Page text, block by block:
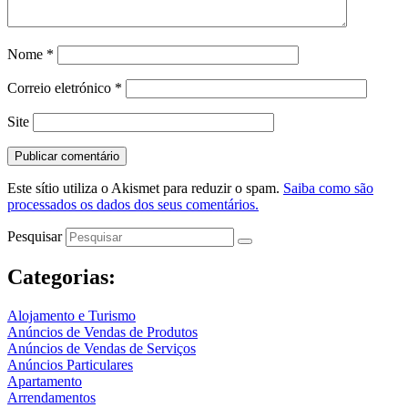
Nome *
Correio eletrónico *
Site
Este sítio utiliza o Akismet para reduzir o spam. Saiba como são
processados os dados dos seus comentários.
Pesquisar
Categorias:
Alojamento e Turismo
Anúncios de Vendas de Produtos
Anúncios de Vendas de Serviços
Anúncios Particulares
Apartamento
Arrendamentos